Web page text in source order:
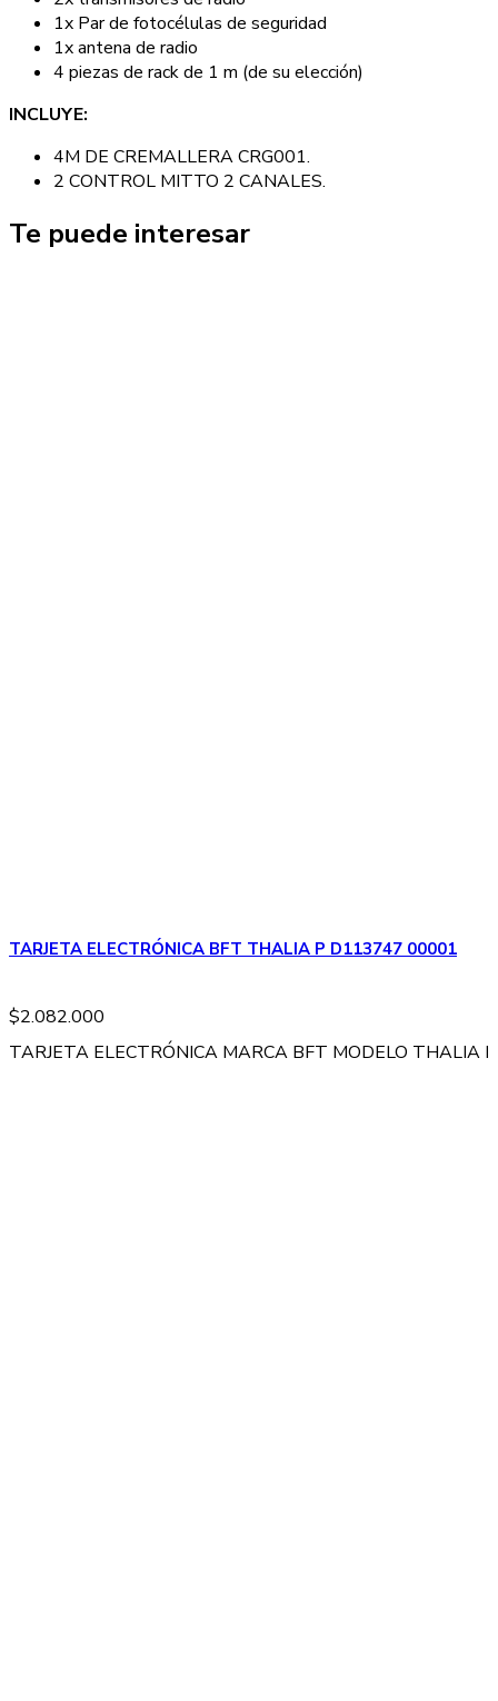
1x Par de fotocélulas de seguridad
1x antena de radio
4 piezas de rack de 1 m (de su elección)
INCLUYE:
4M DE CREMALLERA CRG001.
2 CONTROL MITTO 2 CANALES.
Te puede interesar
TARJETA ELECTRÓNICA BFT THALIA P D113747 00001
$2.082.000
TARJETA ELECTRÓNICA MARCA BFT MODELO THALIA